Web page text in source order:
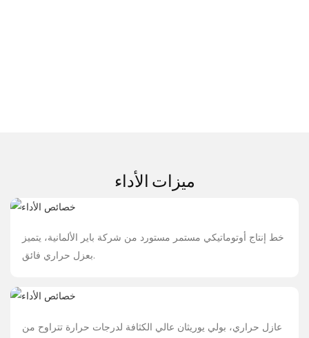
ميزات الأداء
خط إنتاج أوتوماتيكي مستمر مستورد من شركة باير الألمانية، يتميز
بعزل حراري فائق.
عازل حراري، بولي يوريثان عالي الكثافة لدرجات حرارة تتراوح من